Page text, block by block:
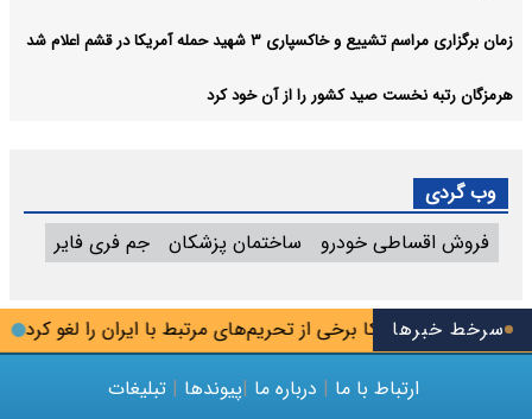
سرخط خبرهاآمریکا برخی از تحریم‌های مرتبط با ایران را لغو کرد
زمان برگزاری مراسم تشییع و خاکسپاری ۳ شهید حمله آمریکا در قشم اعلام شد
هرمزگان رتبه نخست صید کشور را از آن خود کرد
وب گردی
فروش اقساطی خودرو
ساختمان پزشکان جم فری فایر
ارتباط با ما | درباره ما |پیوندها | تبلیغات